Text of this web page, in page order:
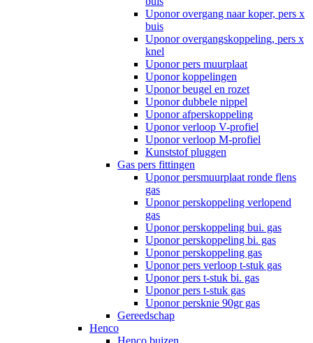
Uponor overgang naar koper, pers x
buis
Uponor overgangskoppeling, pers x
knel
Uponor pers muurplaat
Uponor koppelingen
Uponor beugel en rozet
Uponor dubbele nippel
Uponor afperskoppeling
Uponor verloop V-profiel
Uponor verloop M-profiel
Kunststof pluggen
Gas pers fittingen
Uponor persmuurplaat ronde flens
gas
Uponor perskoppeling verlopend
gas
Uponor perskoppeling bui. gas
Uponor perskoppeling bi. gas
Uponor perskoppeling gas
Uponor pers verloop t-stuk gas
Uponor pers t-stuk bi. gas
Uponor pers t-stuk gas
Uponor persknie 90gr gas
Gereedschap
Henco
Henco buizen